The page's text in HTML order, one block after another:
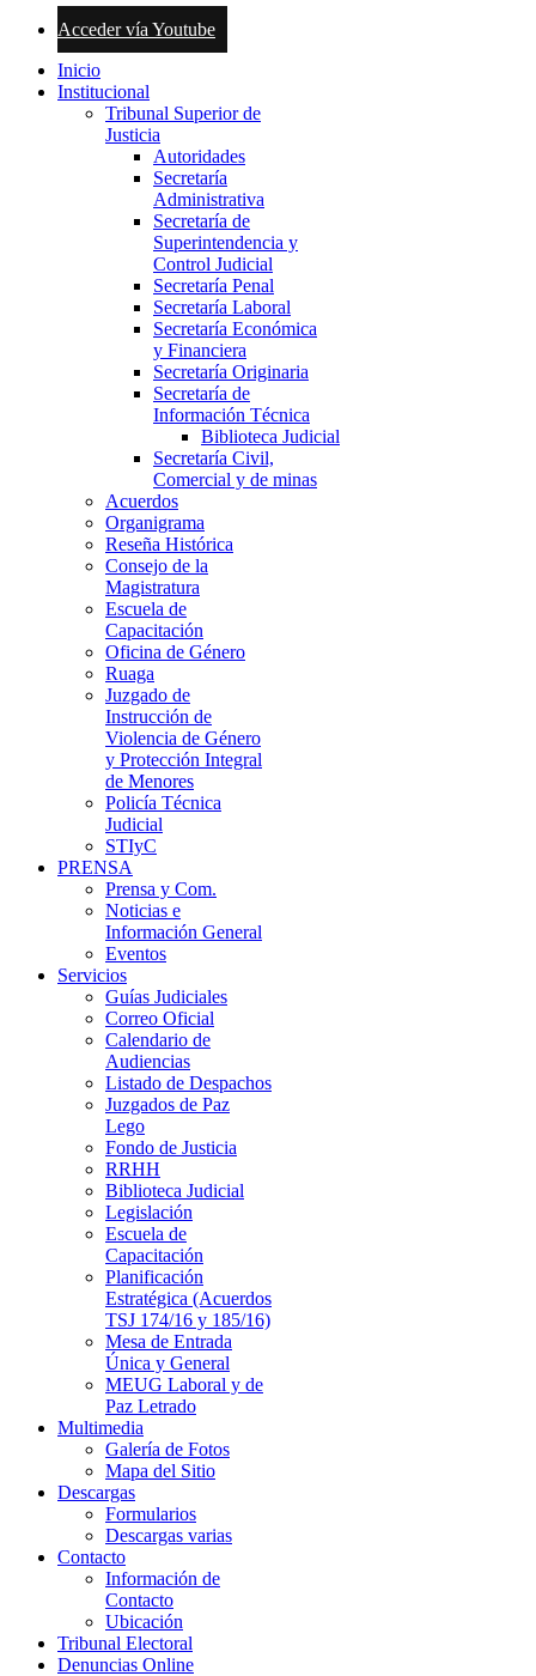
Acceder vía Youtube
Inicio
Institucional
Tribunal Superior de
Justicia
Autoridades
Secretaría
Administrativa
Secretaría de
Superintendencia y
Control Judicial
Secretaría Penal
Secretaría Laboral
Secretaría Económica
y Financiera
Secretaría Originaria
Secretaría de
Información Técnica
Biblioteca Judicial
Secretaría Civil,
Comercial y de minas
Acuerdos
Organigrama
Reseña Histórica
Consejo de la
Magistratura
Escuela de
Capacitación
Oficina de Género
Ruaga
Juzgado de
Instrucción de
Violencia de Género
y Protección Integral
de Menores
Policía Técnica
Judicial
STIyC
PRENSA
Prensa y Com.
Noticias e
Información General
Eventos
Servicios
Guías Judiciales
Correo Oficial
Calendario de
Audiencias
Listado de Despachos
Juzgados de Paz
Lego
Fondo de Justicia
RRHH
Biblioteca Judicial
Legislación
Escuela de
Capacitación
Planificación
Estratégica (Acuerdos
TSJ 174/16 y 185/16)
Mesa de Entrada
Única y General
MEUG Laboral y de
Paz Letrado
Multimedia
Galería de Fotos
Mapa del Sitio
Descargas
Formularios
Descargas varias
Contacto
Información de
Contacto
Ubicación
Tribunal Electoral
Denuncias Online